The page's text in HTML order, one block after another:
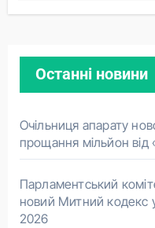
Останні новини
Очільниця апарату
прощання мільйон від
Парламентський
новий Митний кодекс
2026